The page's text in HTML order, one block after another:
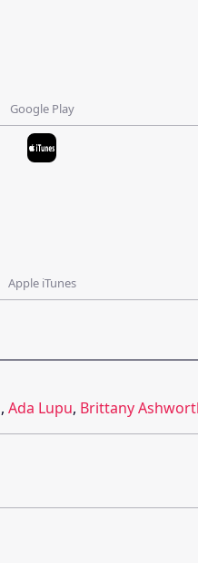
Google Play
Apple iTunes
, Ada Lupu, Brittany